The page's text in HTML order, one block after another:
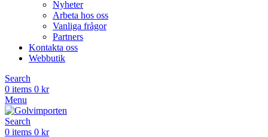
Nyheter
Arbeta hos oss
Vanliga frågor
Partners
Kontakta oss
Webbutik
Search
0 items 0 kr
Menu
Search
0 items 0 kr